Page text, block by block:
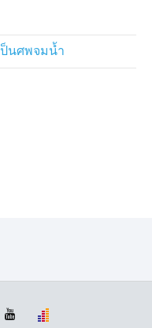
นศพจมน้ำ